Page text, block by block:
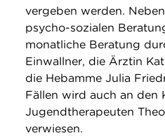
vergeben werden.
psycho-sozialen
monatliche Beratung
Einwallner, die Ärztin
die Hebamme Julia
Fällen wird auch an den
Jugendtherapeuten
verwiesen.